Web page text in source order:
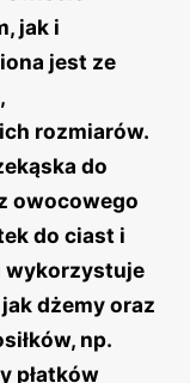
jak i
jest ze
rozmiarów.
do
owocowego
do ciast i
wykorzystuje
dżemy oraz
np.
płatków